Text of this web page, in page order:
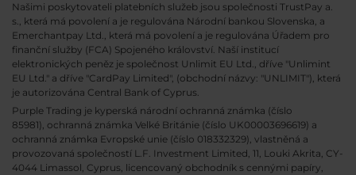
Našimi poskytovateli platebních služeb jsou společnosti TrustPay a.
s., která má povolení a je regulována Národní bankou Slovenska, a
Emerchantpay Ltd., která má povolení a je regulována Úřadem pro
finanční služby (FCA) Spojeného království. Naší institucí
elektronických peněz je společnost Unlimit EU Ltd., dříve "Unlimint
EU Ltd." a dříve "CardPay Limited", (obchodní názvy: "UNLIMIT"), která
je autorizována Central Bank of Cyprus.
Purple Trading je kyperská národní ochranná známka (číslo
85981), ochranná známka Velké Británie (číslo UK00003696619) a
ochranná známka Evropské unie (číslo 018332329), vlastněná a
provozovaná společností L.F. Investment Limited, 11, Louki Akrita, CY-
4044 Limassol, Cyprus, licencovaný obchodník s cennými papíry,